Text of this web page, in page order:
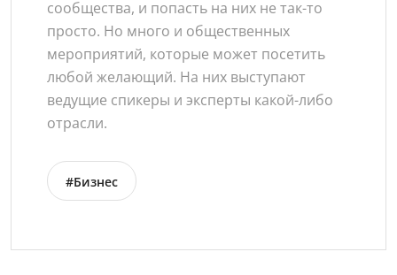
сообщества, и попасть на них не так-то
просто. Но много и общественных
мероприятий, которые может посетить
любой желающий. На них выступают
ведущие спикеры и эксперты какой-либо
отрасли.
#Бизнес